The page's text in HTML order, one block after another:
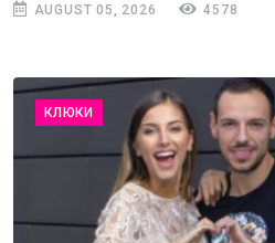
AUGUST 05, 2026 4578
КЛЮКИ